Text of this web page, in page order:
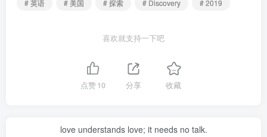
# 英语
# 美国 # 探索 # Discovery # 2019
喜欢就支持一下吧
点赞10 分享 收藏
love understands love; it needs no talk.